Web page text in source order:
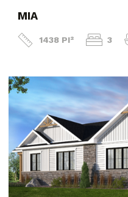
MIA
1438 PI² 3